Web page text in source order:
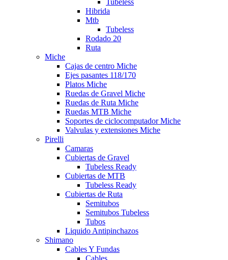
Hibrida
Mtb
Tubeless
Rodado 20
Ruta
Miche
Cajas de centro Miche
Ejes pasantes 118/170
Platos Miche
Ruedas de Gravel Miche
Ruedas de Ruta Miche
Ruedas MTB Miche
Soportes de ciclocomputador Miche
Valvulas y extensiones Miche
Pirelli
Camaras
Cubiertas de Gravel
Tubeless Ready
Cubiertas de MTB
Tubeless Ready
Cubiertas de Ruta
Semitubos
Semitubos Tubeless
Tubos
Liquido Antipinchazos
Shimano
Cables Y Fundas
Cables